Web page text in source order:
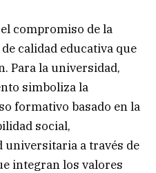
compromiso de la
calidad educativa que
Para la universidad,
simboliza la
formativo basado en la
social,
universitaria a través de
integran los valores